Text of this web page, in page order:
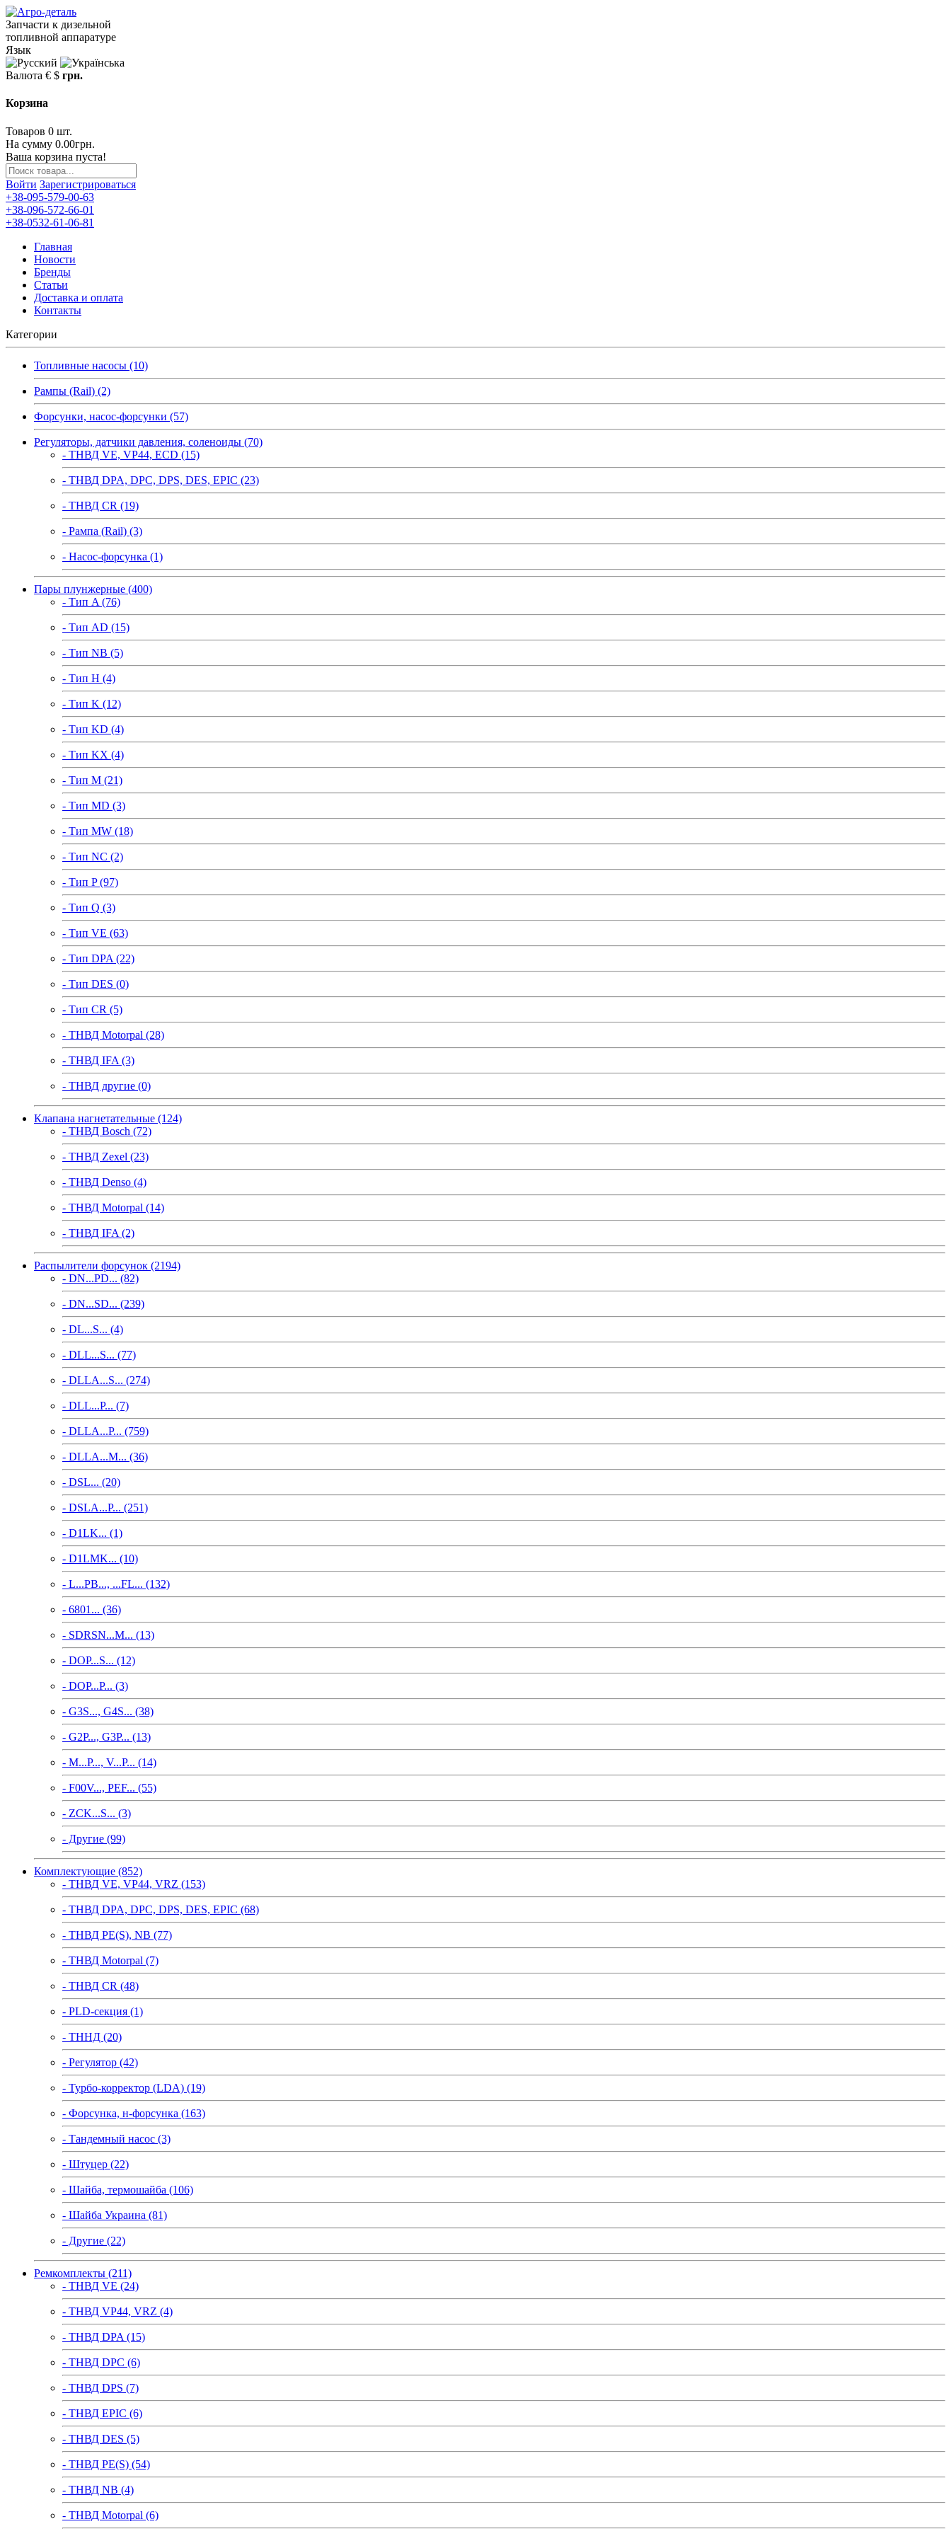
Запчасти к дизельной
топливной аппаратуре
Язык
Валюта € $ грн.
Корзина
Товаров 0 шт.
На сумму 0.00грн.
Ваша корзина пуста!
Войти Зарегистрироваться
+38-095-579-00-63
+38-096-572-66-01
+38-0532-61-06-81
Главная
Новости
Бренды
Статьи
Доставка и оплата
Контакты
Категории
Топливные насосы (10)
Рампы (Rail) (2)
Форсунки, насос-форсунки (57)
Регуляторы, датчики давления, соленоиды (70)
- ТНВД VE, VP44, ECD (15)
- ТНВД DPA, DPC, DPS, DES, EPIC (23)
- ТНВД CR (19)
- Рампа (Rail) (3)
- Насос-форсунка (1)
Пары плунжерные (400)
- Тип A (76)
- Тип AD (15)
- Тип NB (5)
- Тип H (4)
- Тип K (12)
- Тип KD (4)
- Тип KX (4)
- Тип M (21)
- Тип MD (3)
- Тип MW (18)
- Тип NC (2)
- Тип P (97)
- Тип Q (3)
- Тип VE (63)
- Тип DPA (22)
- Тип DES (0)
- Тип CR (5)
- ТНВД Motorpal (28)
- ТНВД IFA (3)
- ТНВД другие (0)
Клапана нагнетательные (124)
- ТНВД Bosch (72)
- ТНВД Zexel (23)
- ТНВД Denso (4)
- ТНВД Motorpal (14)
- ТНВД IFA (2)
Распылители форсунок (2194)
- DN...PD... (82)
- DN...SD... (239)
- DL...S... (4)
- DLL...S... (77)
- DLLA...S... (274)
- DLL...P... (7)
- DLLA...P... (759)
- DLLA...M... (36)
- DSL... (20)
- DSLA...P... (251)
- D1LK... (1)
- D1LMK... (10)
- L...PB..., ...FL... (132)
- 6801... (36)
- SDRSN...M... (13)
- DOP...S... (12)
- DOP...P... (3)
- G3S..., G4S... (38)
- G2P..., G3P... (13)
- M...P..., V...P... (14)
- F00V..., PEF... (55)
- ZCK...S... (3)
- Другие (99)
Комплектующие (852)
- ТНВД VE, VP44, VRZ (153)
- ТНВД DPA, DPC, DPS, DES, EPIC (68)
- ТНВД PE(S), NB (77)
- ТНВД Motorpal (7)
- ТНВД CR (48)
- PLD-секция (1)
- ТННД (20)
- Регулятор (42)
- Турбо-корректор (LDA) (19)
- Форсунка, н-форсунка (163)
- Тандемный насос (3)
- Штуцер (22)
- Шайба, термошайба (106)
- Шайба Украина (81)
- Другие (22)
Ремкомплекты (211)
- ТНВД VE (24)
- ТНВД VP44, VRZ (4)
- ТНВД DPA (15)
- ТНВД DPC (6)
- ТНВД DPS (7)
- ТНВД EPIC (6)
- ТНВД DES (5)
- ТНВД PE(S) (54)
- ТНВД NB (4)
- ТНВД Motorpal (6)